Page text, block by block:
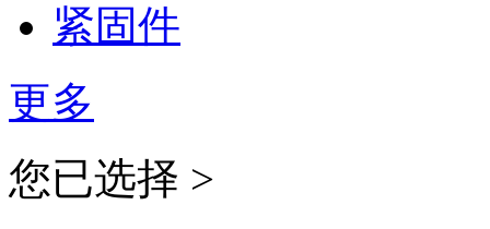
紧固件
更多
您已选择 >